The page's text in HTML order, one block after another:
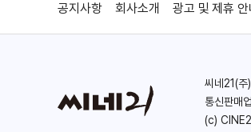
공지사항 회사소개 광고 및 제휴 안
씨네21(주)
통신판매
(c)